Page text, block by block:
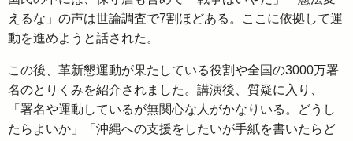
えるな」の声は世論調査で7割ほどある。ここに依拠して運
動を進めようと話された。
この後、革新懇運動が果たしている役割や全国の3000万署
名のとりくみを紹介されました。講演後、質疑に入り、
「署名や運動しているが無関心な人がかなりいる。どうし
たらよいか」「沖縄への支援をしたいが手紙を書いたらど